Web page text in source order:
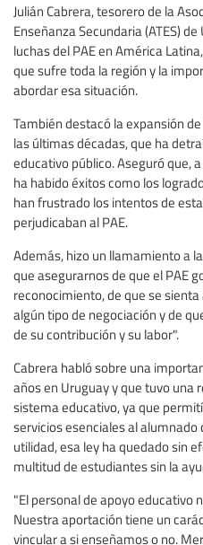
Julián Cabrera, tesorero de la
Enseñanza Secundaria (ATES)
luchas del PAE en América
que sufre toda la región y la
abordar esa situación.
También destacó la expansión
las últimas décadas, que ha
educativo público. Aseguró que,
ha habido éxitos como los
han frustrado los intentos de
perjudicaban al PAE.
Además, hizo un llamamiento a
que asegurarnos de que el PAE
reconocimiento, de que se
algún tipo de negociación y de
de su contribución y su labor".
Cabrera habló sobre una
años en Uruguay y que tuvo una
sistema educativo, ya que
servicios esenciales al alumnado
utilidad, esa ley ha quedado sin
multitud de estudiantes sin la
"El personal de apoyo educativo
Nuestra aportación tiene un
vincular a si enseñamos o no.